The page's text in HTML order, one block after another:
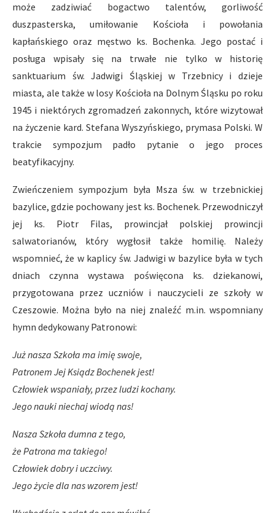
może zadziwiać bogactwo talentów, gorliwość
duszpasterska, umiłowanie Kościoła i powołania
kapłańskiego oraz męstwo ks. Bochenka. Jego postać i
posługa wpisały się na trwałe nie tylko w historię
sanktuarium św. Jadwigi Śląskiej w Trzebnicy i dzieje
miasta, ale także w losy Kościoła na Dolnym Śląsku po roku
1945 i niektórych zgromadzeń zakonnych, które wizytował
na życzenie kard. Stefana Wyszyńskiego, prymasa Polski. W
trakcie sympozjum padło pytanie o jego proces
beatyfikacyjny.
Zwieńczeniem sympozjum była Msza św. w trzebnickiej
bazylice, gdzie pochowany jest ks. Bochenek. Przewodniczył
jej ks. Piotr Filas, prowincjał polskiej prowincji
salwatorianów, który wygłosił także homilię. Należy
wspomnieć, że w kaplicy św. Jadwigi w bazylice była w tych
dniach czynna wystawa poświęcona ks. dziekanowi,
przygotowana przez uczniów i nauczycieli ze szkoły w
Czeszowie. Można było na niej znaleźć m.in. wspomniany
hymn dedykowany Patronowi:
Już nasza Szkoła ma imię swoje,
Patronem Jej Ksiądz Bochenek jest!
Człowiek wspaniały, przez ludzi kochany.
Jego nauki niechaj wiodą nas!
Nasza Szkoła dumna z tego,
że Patrona ma takiego!
Człowiek dobry i uczciwy.
Jego życie dla nas wzorem jest!